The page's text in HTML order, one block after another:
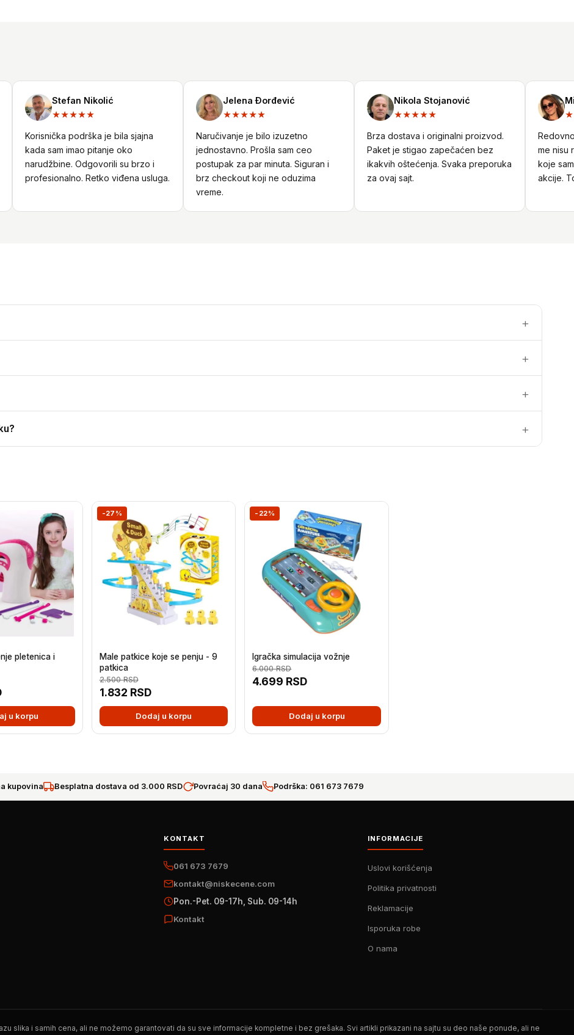
Stefan Nikolić
★★★★★
Korisnička podrška je bila sjajna
kada sam imao pitanje oko
narudžbine. Odgovorili su brzo i
profesionalno. Retko viđena usluga.
Jelena Đorđević
★★★★★
Naručivanje je bilo izuzetno
jednostavno. Prošla sam ceo
postupak za par minuta. Siguran i
brz checkout koji ne oduzima
vreme.
Nikola Stojanović
★★★★★
Brza dostava i originalni proizvod.
Paket je stigao zapečaćen bez
ikakvih oštećenja. Svaka preporuka
za ovaj sajt.
Redovno
me nisu
koje sam
akcije.
pletenica i
u korpu
-27%
Male patkice koje se penju - 9
patkica
1.832 RSD
2.500RSD
Dodaj u korpu
-22%
Igračka simulacija vožnje
4.699 RSD
6.000RSD
Dodaj u korpu
kupovina Besplatna dostava od 3.000 RSD Povraćaj 30 dana Podrška: 061 673 7679
KONTAKT
061 673 7679
kontakt@niskecene.com
Pon.-Pet. 09-17h, Sub. 09-14h
Kontakt
INFORMACIJE
Uslovi korišćenja
Politika privatnosti
Reklamacije
Isporuka robe
O nama
slika i samih cena, ali ne možemo garantovati da su sve informacije kompletne i bez grešaka. Svi artikli prikazani na sajtu su deo naše ponude, ali ne